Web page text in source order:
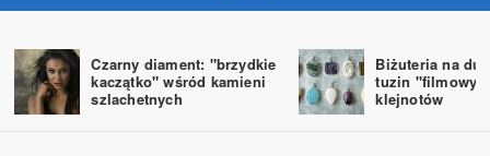
Czarny diament: "brzydkie
kaczątko" wśród kamieni
szlachetnych
Biżuteria na
tuzin
klejnotów